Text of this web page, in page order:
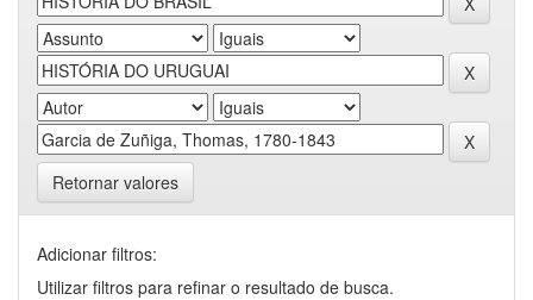
Retornar valores
Adicionar filtros:
Utilizar filtros para refinar o resultado de busca.